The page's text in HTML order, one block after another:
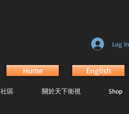
Log In
Home English
社區 關於天下衛視 Shop